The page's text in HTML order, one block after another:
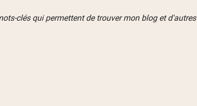
clés qui permettent de trouver mon blog et d'autres